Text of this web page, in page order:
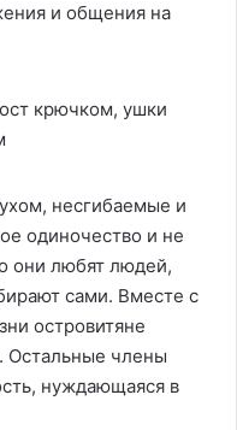
и общения на
несгибаемые и
одиночество и не
они любят людей,
сами. Вместе с
островитяне
Остальные члены
нуждающаяся в